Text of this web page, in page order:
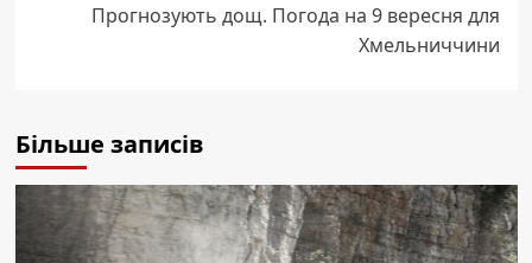
Прогнозують дощ. Погода на 9 вересня для
Хмельниччини
Більше записів